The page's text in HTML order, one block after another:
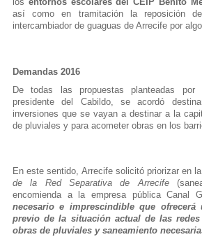
así como en tramitación la reposición
intercambiador de guaguas de Arrecife por
Demandas 2016
De todas las propuestas planteadas
presidente del Cabildo, se acordó
inversiones que se vayan a destinar a la
de pluviales y para acometer obras en los
En este sentido, Arrecife solicitó priorizar en
de la Red Separativa de Arrecife
encomienda a la empresa pública Canal
necesario e imprescindible que
previo de la situación actual de las
obras de pluviales y saneamiento